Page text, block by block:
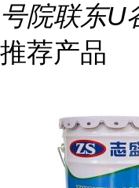
号院联东U
推荐产品